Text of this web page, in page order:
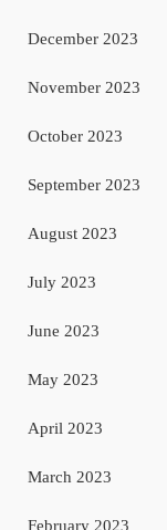
December 2023
November 2023
October 2023
September 2023
August 2023
July 2023
June 2023
May 2023
April 2023
March 2023
February 2023